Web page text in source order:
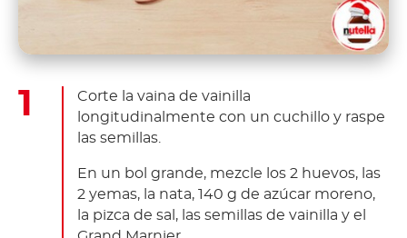
Corte la vaina de vainilla
longitudinalmente con un cuchillo y raspe
las semillas.
En un bol grande, mezcle los 2 huevos, las
2 yemas, la nata, 140 g de azúcar moreno,
la pizca de sal, las semillas de vainilla y el